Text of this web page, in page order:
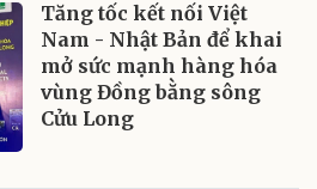
Tăng tốc kết nối Việt
Nam - Nhật Bản để khai
mở sức mạnh hàng hóa
vùng Đồng bằng sông
Cửu Long